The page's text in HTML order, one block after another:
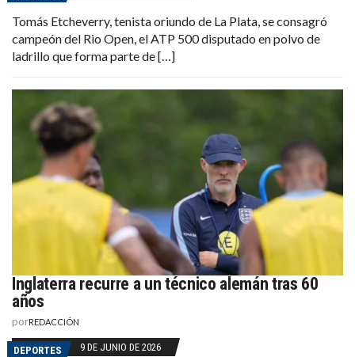
Tomás Etcheverry, tenista oriundo de La Plata, se consagró
campeón del Rio Open, el ATP 500 disputado en polvo de
ladrillo que forma parte de […]
Inglaterra recurre a un técnico alemán tras 60
años
porREDACCIÓN
DEPORTES 9 DE JUNIO DE 2026